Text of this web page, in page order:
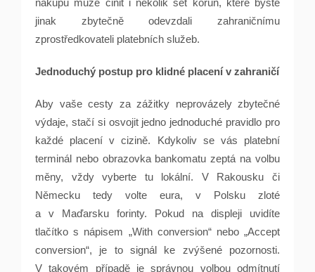
nákupu může činit i několik set korun, které byste
jinak zbytečně odevzdali zahraničnímu
zprostředkovateli platebních služeb.
Jednoduchý postup pro klidné placení v zahraničí
Aby vaše cesty za zážitky neprovázely zbytečné
výdaje, stačí si osvojit jedno jednoduché pravidlo pro
každé placení v cizině. Kdykoliv se vás platební
terminál nebo obrazovka bankomatu zeptá na volbu
měny, vždy vyberte tu lokální. V Rakousku či
Německu tedy volte eura, v Polsku zloté
a v Maďarsku forinty. Pokud na displeji uvidíte
tlačítko s nápisem „With conversion“ nebo „Accept
conversion“, je to signál ke zvýšené pozornosti.
V takovém případě je správnou volbou odmítnutí